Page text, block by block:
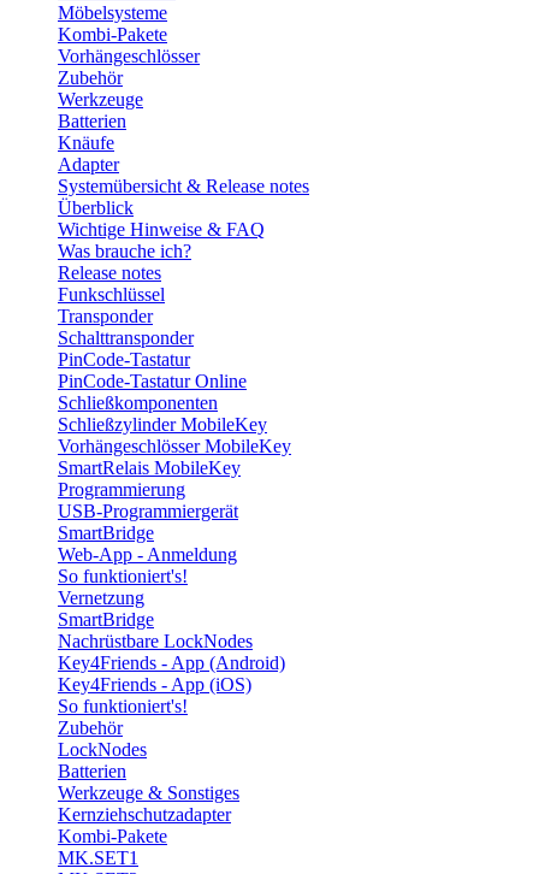
Möbelsysteme
Kombi-Pakete
Vorhängeschlösser
Zubehör
Werkzeuge
Batterien
Knäufe
Adapter
Systemübersicht & Release notes
Überblick
Wichtige Hinweise & FAQ
Was brauche ich?
Release notes
Funkschlüssel
Transponder
Schalttransponder
PinCode-Tastatur
PinCode-Tastatur Online
Schließkomponenten
Schließzylinder MobileKey
Vorhängeschlösser MobileKey
SmartRelais MobileKey
Programmierung
USB-Programmiergerät
SmartBridge
Web-App - Anmeldung
So funktioniert's!
Vernetzung
SmartBridge
Nachrüstbare LockNodes
Key4Friends - App (Android)
Key4Friends - App (iOS)
So funktioniert's!
Zubehör
LockNodes
Batterien
Werkzeuge & Sonstiges
Kernziehschutzadapter
Kombi-Pakete
MK.SET1